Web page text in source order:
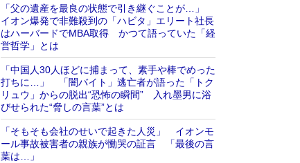
「父の遺産を最良の状態で引き継ぐことが…」
イオン爆発で非難殺到の「ハビタ」エリート社長
はハーバードでMBA取得 かつて語っていた「経
営哲学」とは
「中国人30人ほどに捕まって、素手や棒でめった
打ちに…」 「闇バイト」逃亡者が語った「トク
リュウ」からの脱出“恐怖の瞬間” 入れ墨男に浴
びせられた“脅しの言葉”とは
「そもそも会社のせいで起きた人災」 イオンモ
ール事故被害者の親族が慟哭の証言 「最後の言
葉は…」